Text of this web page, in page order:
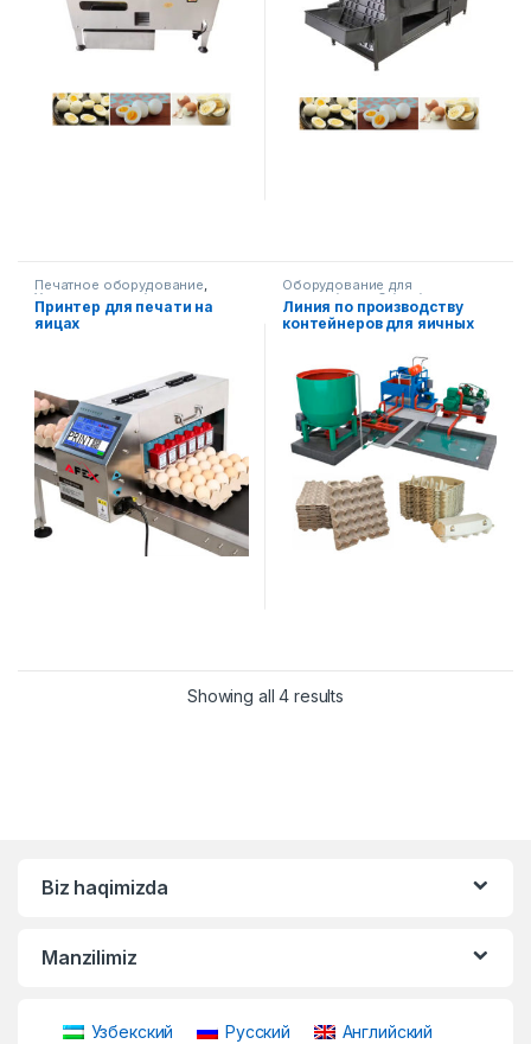
Печатное оборудование,
Упаковочное оборудование
Принтер для печати на
яицах
Оборудование для
переработки Обработка
бумаги
Линия по производству
контейнеров для яичных
Showing all 4 results
Biz haqimizda
Manzilimiz
Узбекский Русский Английский